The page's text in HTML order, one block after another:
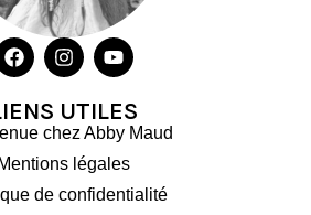
UTILES
chez Abby Maud
Mentions légales
de confidentialité